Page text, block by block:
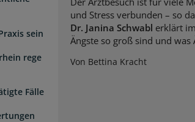
sein
rege
Fälle
und Stress verbunden – so
Dr. Janina Schwabl erklärt
Ängste so groß sind und
Von Bettina Kracht